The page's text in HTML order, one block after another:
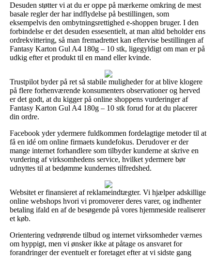
Desuden støtter vi at du er oppe på mærkerne omkring de mest
basale regler der har indflydelse på bestillingen, som
eksempelvis den ombytningsrettighed e-shoppen bruger. I den
forbindelse er det desuden essesentielt, at man altid beholder ens
ordrekvittering, så man fremadrettet kan eftervise bestillingen af
Fantasy Karton Gul A4 180g – 10 stk, ligegyldigt om man er på
udkig efter et produkt til en mand eller kvinde.
Trustpilot byder på ret så stabile muligheder for at blive klogere
på flere forhenværende konsumenters observationer og herved
er det godt, at du kigger på online shoppens vurderinger af
Fantasy Karton Gul A4 180g – 10 stk forud for at du placerer
din ordre.
Facebook yder ydermere fuldkommen fordelagtige metoder til at
få en idé om online firmaets kundefokus. Derudover er der
mange internet forhandlere som tilbyder kunderne at skrive en
vurdering af virksomhedens service, hvilket ydermere bør
udnyttes til at bedømme kundernes tilfredshed.
Websitet er finansieret af reklameindtægter. Vi hjælper adskillige
online webshops hvori vi promoverer deres varer, og indhenter
betaling ifald en af de besøgende på vores hjemmeside realiserer
et køb.
Orientering vedrørende tilbud og internet virksomheder værnes
om hyppigt, men vi ønsker ikke at påtage os ansvaret for
forandringer der eventuelt er foretaget efter at vi sidste gang